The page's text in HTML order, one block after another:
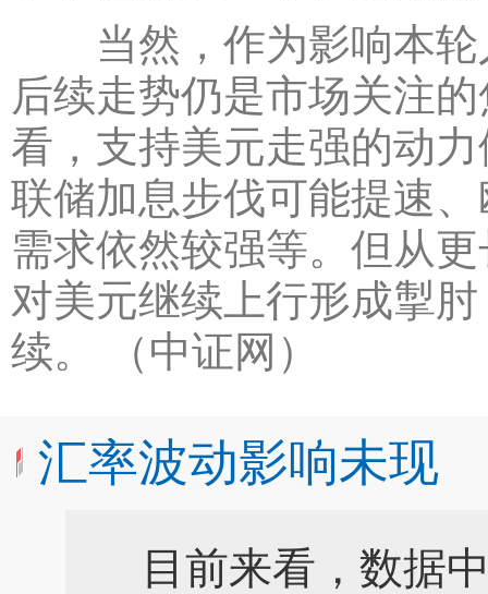
当然，作为影响本轮
后续走势仍是市场关注
看，支持美元走强的动
联储加息步伐可能提速
需求依然较强等。但从
对美元继续上行形成掣
续。 （中证网）
汇率波动影响未现
目前来看，数据